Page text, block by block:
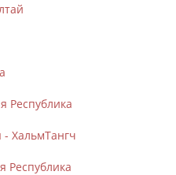
Республика
- ХальмТангч
Республика